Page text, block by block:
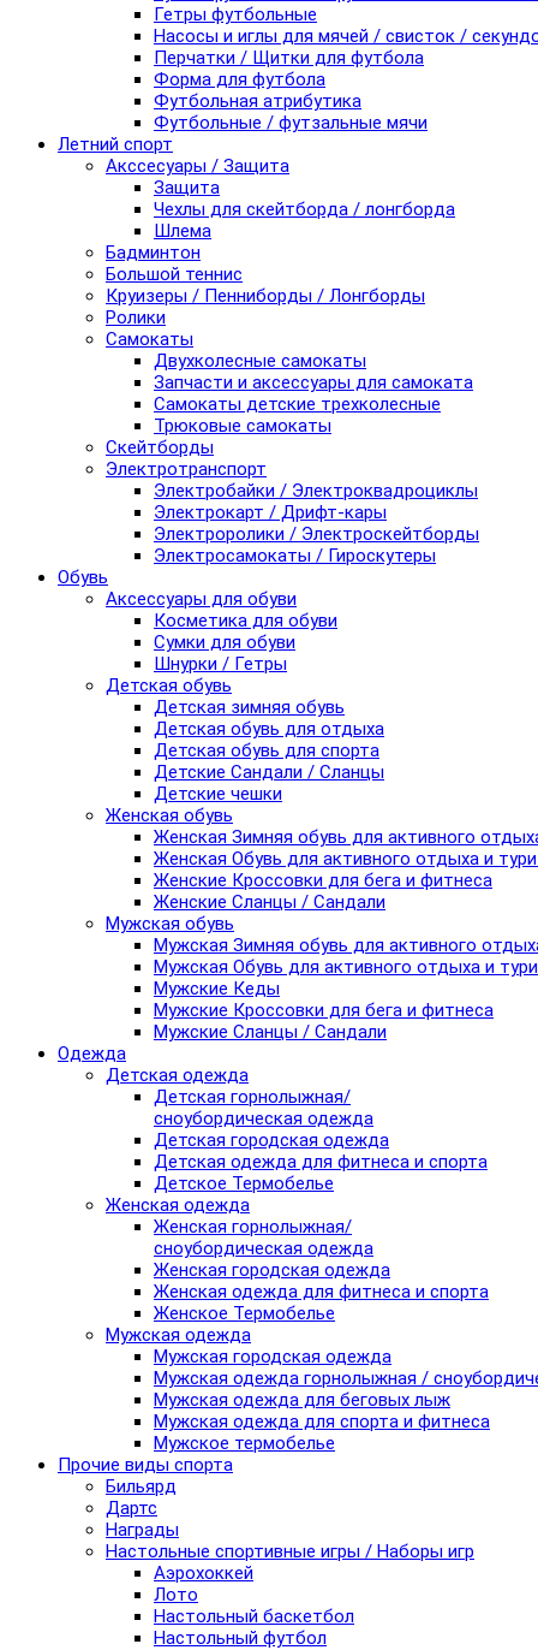
Гетры футбольные
Насосы и иглы для мячей / свисток /
Перчатки / Щитки для футбола
Форма для футбола
Футбольная атрибутика
Футбольные / футзальные мячи
Летний спорт
Акссесуары / Защита
Защита
Чехлы для скейтборда / лонгборда
Шлема
Бадминтон
Большой теннис
Круизеры / Пенниборды / Лонгборды
Ролики
Самокаты
Двухколесные самокаты
Запчасти и аксессуары для самоката
Самокаты детские трехколесные
Трюковые самокаты
Скейтборды
Электротранспорт
Электробайки / Электроквадроциклы
Электрокарт / Дрифт-кары
Электроролики / Электроскейтборды
Электросамокаты / Гироскутеры
Обувь
Аксессуары для обуви
Косметика для обуви
Сумки для обуви
Шнурки / Гетры
Детская обувь
Детская зимняя обувь
Детская обувь для отдыха
Детская обувь для спорта
Детские Сандали / Сланцы
Детские чешки
Женская обувь
Женская Зимняя обувь для активного
Женская Обувь для активного отдыха и
Женские Кроссовки для бега и фитнеса
Женские Сланцы / Сандали
Мужская обувь
Мужская Зимняя обувь для активного
Мужская Обувь для активного отдыха и
Мужские Кеды
Мужские Кроссовки для бега и фитнеса
Мужские Сланцы / Сандали
Одежда
Детская одежда
Детская горнолыжная/
сноубордическая одежда
Детская городская одежда
Детская одежда для фитнеса и спорта
Детское Термобелье
Женская одежда
Женская горнолыжная/
сноубордическая одежда
Женская городская одежда
Женская одежда для фитнеса и спорта
Женское Термобелье
Мужская одежда
Мужская городская одежда
Мужская одежда горнолыжная /
Мужская одежда для беговых лыж
Мужская одежда для спорта и фитнеса
Мужское термобелье
Прочие виды спорта
Бильярд
Дартс
Награды
Настольные спортивные игры / Наборы игр
Аэрохоккей
Лото
Настольный баскетбол
Настольный футбол